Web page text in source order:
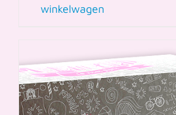
winkelwagen